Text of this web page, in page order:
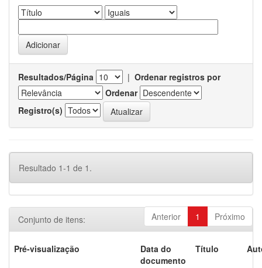
Resultados/Página | Ordenar registros por
Ordenar
Registro(s)
Resultado 1-1 de 1.
Anterior 1 Próximo
Conjunto de itens:
Pré-visualização
Data do
documento
Título